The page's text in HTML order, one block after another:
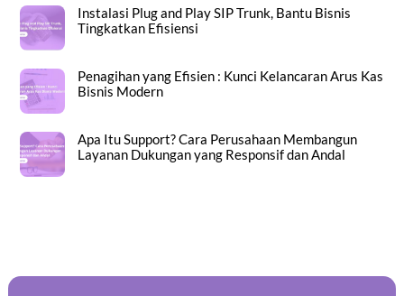
Instalasi Plug and Play SIP Trunk, Bantu Bisnis
Tingkatkan Efisiensi
Penagihan yang Efisien : Kunci Kelancaran Arus Kas
Bisnis Modern
Apa Itu Support? Cara Perusahaan Membangun
Layanan Dukungan yang Responsif dan Andal